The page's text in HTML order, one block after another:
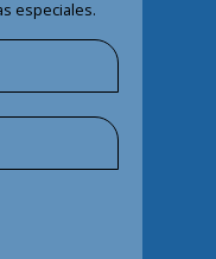
especiales.